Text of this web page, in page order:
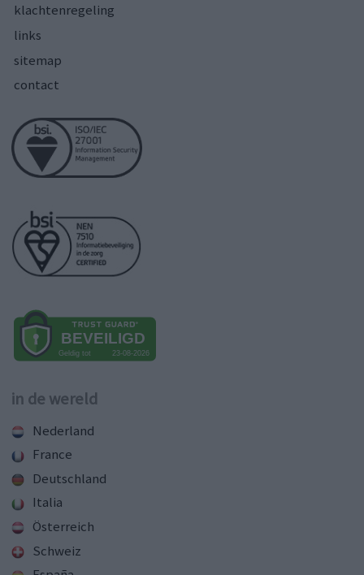
klachtenregeling
links
sitemap
contact
in de wereld
Nederland
France
Deutschland
Italia
Österreich
Schweiz